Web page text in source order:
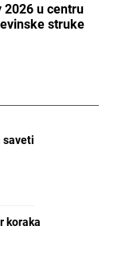
2026 u centru
struke
saveti
koraka